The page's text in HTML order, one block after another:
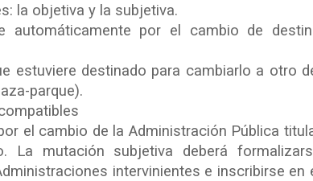
la objetiva y la subjetiva.
automáticamente por el cambio de
estuviere destinado para cambiarlo a otro
parque).
el cambio de la Administración Pública
mutación subjetiva deberá
intervinientes e inscribirse en